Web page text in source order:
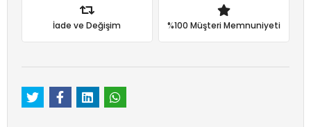
İade ve Değişim %100 Müşteri Memnuniyeti